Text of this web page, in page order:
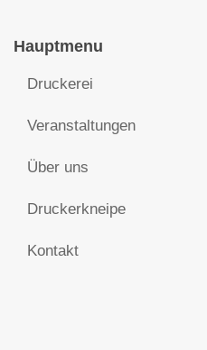
Hauptmenu
Druckerei
Veranstaltungen
Über uns
Druckerkneipe
Kontakt